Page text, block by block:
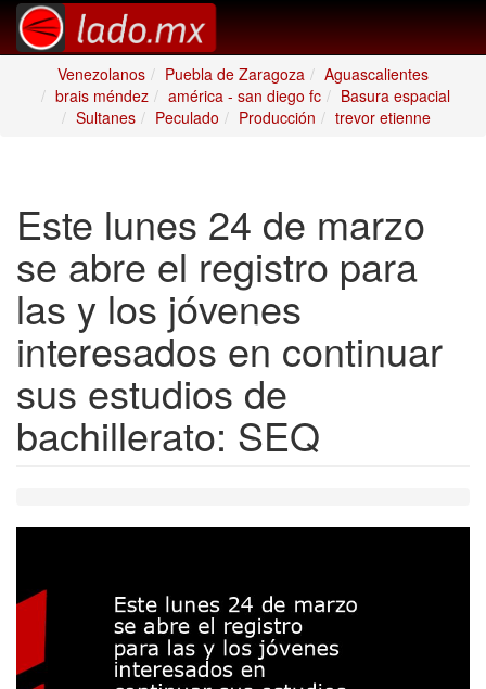
Venezolanos Puebla de Zaragoza
Aguascalientes
brais méndez
américa - san diego fc
Basura espacial
Sultanes
Peculado Producción trevor etienne
Este lunes 24 de marzo
se abre el registro para
las y los jóvenes
interesados en continuar
sus estudios de
bachillerato: SEQ